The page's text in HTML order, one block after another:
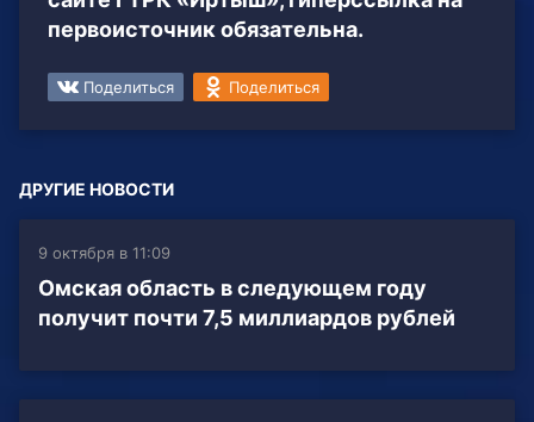
первоисточник обязательна.
Поделиться Поделиться
ДРУГИЕ НОВОСТИ
9 октября в 11:09
Омская область в следующем году
получит почти 7,5 миллиардов рублей